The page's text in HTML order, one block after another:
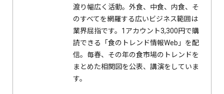
渡り幅広く活動。外食、中食、内食、そ
のすべてを網羅する広いビジネス範囲は
業界屈指です。1アカウント3,300円で購
読できる「食のトレンド情報Web」を配
信。毎春、その年の食市場のトレンドを
まとめた相関図を公表、講演をしていま
す。